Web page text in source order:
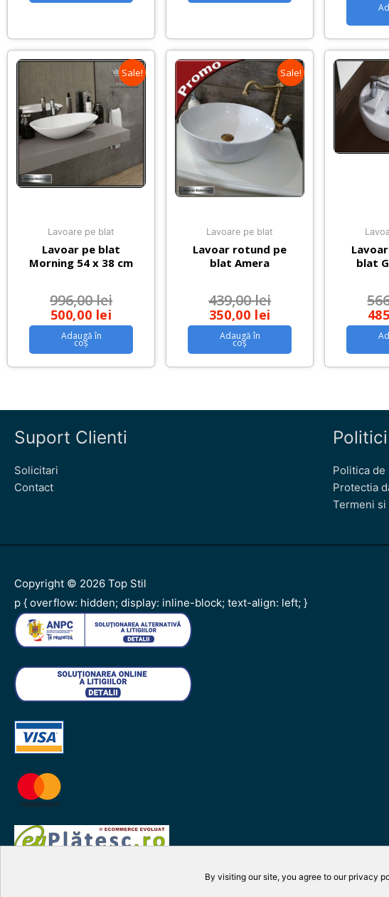
By visiting our site, you agree to our privacy
Sale!
Lavoare pe blat
Lavoar pe blat
Morning 54 x 38 cm
996,00lei
500,00 lei
Adaugă în
coș
Sale!
Lavoare pe blat
Lavoar rotund pe
blat Amera
439,00lei
350,00 lei
Adaugă în
coș
blat
Suport Clienti
Solicitari
Contact
Politici
Politica
Protectia
Termeni
Copyright © 2026 Top Stil
p { overflow: hidden; display: inline-block; text-align: left; }